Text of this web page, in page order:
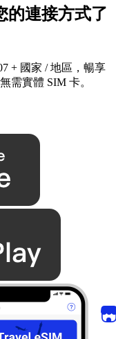
的連接方式了
+ 國家 / 地區，暢享
需實體 SIM 卡。